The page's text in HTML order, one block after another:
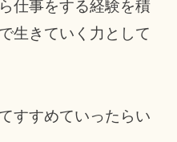
仕事をする経験を積
生きていく力として
すすめていったらい